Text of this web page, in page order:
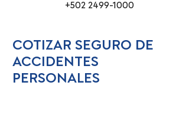
+502 2499-1000
COTIZAR SEGURO DE
ACCIDENTES
PERSONALES